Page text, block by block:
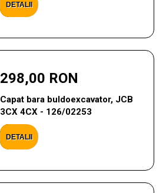
DETALII
298,00 RON
Capat bara buldoexcavator, JCB
3CX 4CX - 126/02253
DETALII